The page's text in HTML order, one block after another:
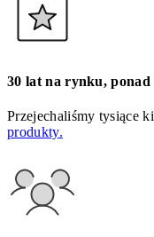
30 lat na rynku, ponad
Przejechaliśmy tysiące
produkty.